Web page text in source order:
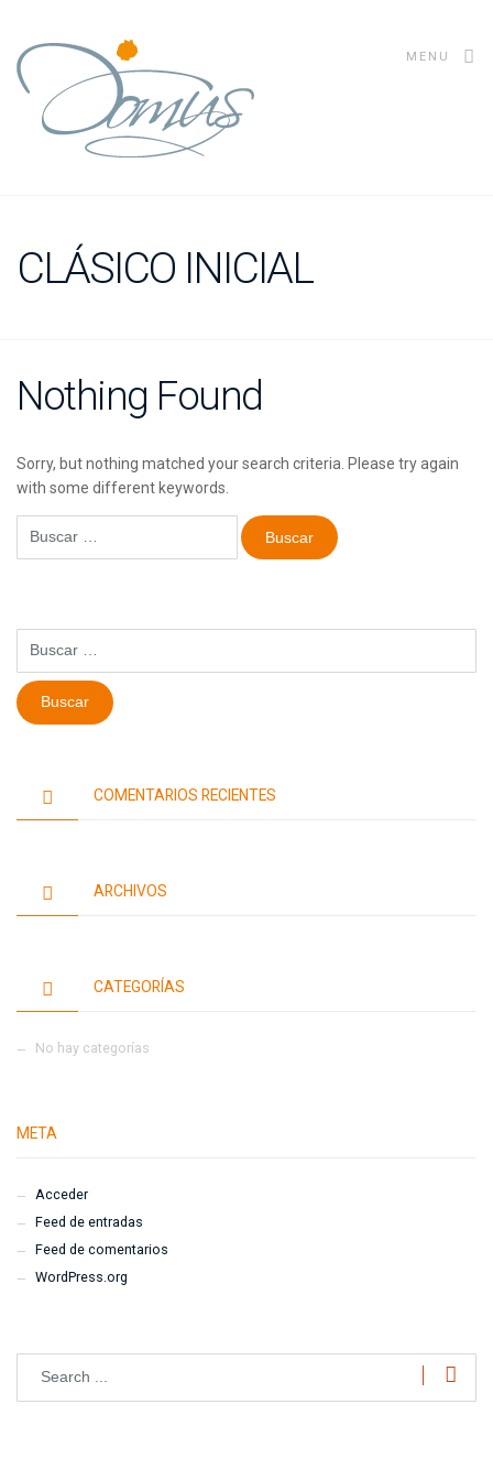
MENU
CLÁSICO INICIAL
Nothing Found
Sorry, but nothing matched your search criteria. Please try again
with some different keywords.
COMENTARIOS RECIENTES
ARCHIVOS
CATEGORÍAS
No hay categorías
META
Acceder
Feed de entradas
Feed de comentarios
WordPress.org